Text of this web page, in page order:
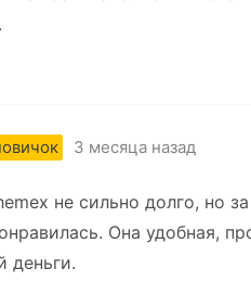
3 месяца назад
не сильно долго, но
Она удобная,
деньги.